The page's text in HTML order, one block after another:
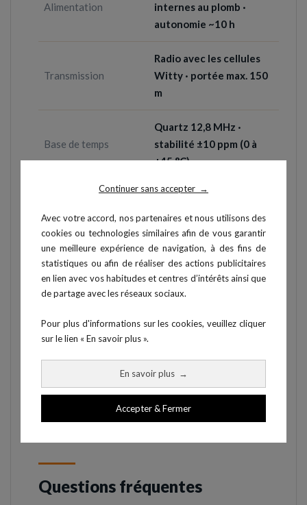
Continuer sans accepter →
Avec votre accord, nos partenaires et nous utilisons des
cookies ou technologies similaires afin de vous garantir
une meilleure expérience de navigation, à des fins de
statistiques ou afin de réaliser des actions publicitaires
en lien avec vos habitudes et centres d’intérêts ainsi que
de partage avec les réseaux sociaux.
Pour plus d'informations sur les cookies, veuillez cliquer
sur le lien « En savoir plus ».
En savoir plus →
Accepter & Fermer
Alimentation
internes au plomb ·
autonomie ~10 h
Transmission
Radio avec les cellules
Witty · portée max. 150
m
Base de temps
Quartz 12,8 MHz ·
stabilité ±10 ppm (0 à
+45 °C)
Microcontrôleur 16 bits
Connexions
Micro USB type B (PC) ·
jack (entrées/sorties
externes) · SMA
(antenne externe)
Commandes
Programmes internes
Questions fréquentes